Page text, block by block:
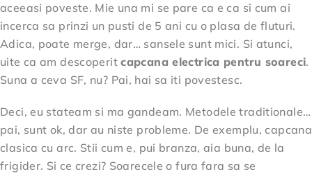
aceeasi poveste. Mie una mi se pare ca e ca si cum ai
incerca sa prinzi un pusti de 5 ani cu o plasa de fluturi.
Adica, poate merge, dar… sansele sunt mici. Si atunci,
uite ca am descoperitcapcana electrica pentru soareci.
Suna a ceva SF, nu? Pai, hai sa iti povestesc.
Deci, eu stateam si ma gandeam. Metodele traditionale…
pai, sunt ok, dar au niste probleme. De exemplu, capcana
clasica cu arc. Stii cum e, pui branza, aia buna, de la
frigider. Si ce crezi? Soarecele o fura fara sa se